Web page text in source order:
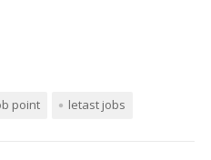
point letast jobs